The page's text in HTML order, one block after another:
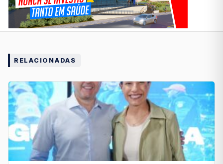
RELACIONADAS